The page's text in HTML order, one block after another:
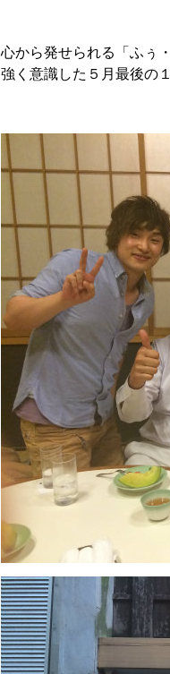
心から発せられる「ふぅ
強く意識した５月最後の